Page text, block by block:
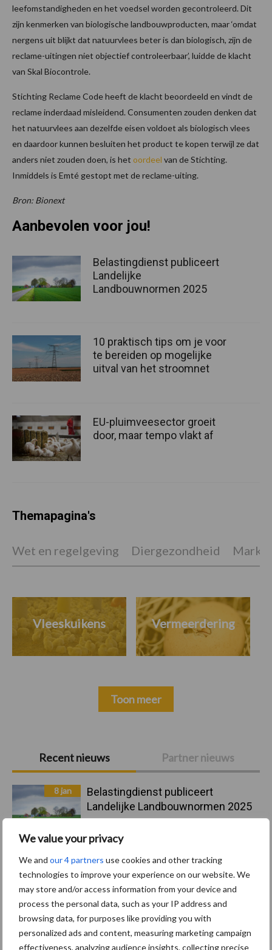
We value your privacy
We and our 4 partners use cookies and other tracking
technologies to improve your experience on our website. We
may store and/or access information from your device and
process the personal data, such as your IP address and
browsing data, for purposes like providing you with
personalized ads and content, measuring marketing campaign
effectiveness, analyzing audience insights, collecting precise
leefomstandigheden en het voedsel worden gecontroleerd. Dit
zijn kenmerken van biologische landbouwproducten, maar ‘omdat
nergens uit blijkt dat natuurvlees beter is dan biologisch, zijn de
reclame-uitingen niet objectief controleerbaar’, luidde de klacht
van Skal Biocontrole.
Stichting Reclame Code heeft de klacht beoordeeld en vindt de
reclame inderdaad misleidend. Consumenten zouden denken dat
het natuurvlees aan dezelfde eisen voldoet als biologisch vlees
en daardoor kunnen besluiten het product te kopen terwijl ze dat
anders niet zouden doen, is het oordeel van de Stichting.
Inmiddels is Emté gestopt met de reclame-uiting.
Bron: Bionext
Primaire
Sidebar
Recent nieuws Partner nieuws
8 jan
Belastingdienst publiceert
Landelijke Landbouwnormen 2025
bereiden op mogelijke uitval van het
stroomnet
23 dec
EU-pluimveesector groeit door,
maar tempo vlakt af
Aanbevolen voor jou!
Belastingdienst publiceert
Landelijke
Landbouwnormen 2025
10 praktisch tips om je voor
te bereiden op mogelijke
uitval van het stroomnet
EU-pluimveesector groeit
door, maar tempo vlakt af
Themapagina's
Wet en regelgeving Diergezondheid
Vleeskuikens Vermeerdering
Toon meer